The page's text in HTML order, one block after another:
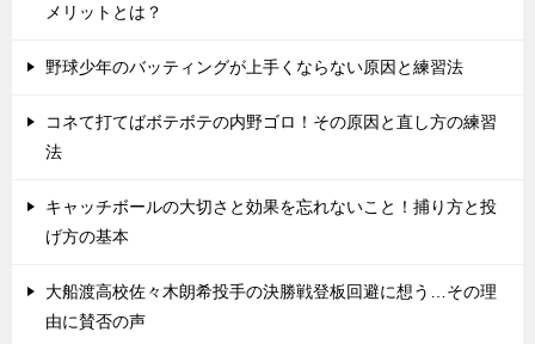
メリットとは？
野球少年のバッティングが上手くならない原因と練習法
コネて打てばボテボテの内野ゴロ！その原因と直し方の練習
法
キャッチボールの大切さと効果を忘れないこと！捕り方と投
げ方の基本
大船渡高校佐々木朗希投手の決勝戦登板回避に想う…その理
由に賛否の声